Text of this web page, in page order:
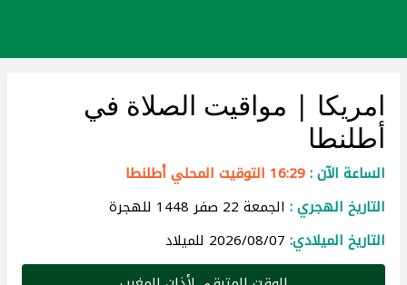
امريكا | مواقيت الصلاة في
أطلنطا
الساعة الآن :16:29 التوقيت المحلي أطلنطا
التاريخ الهجري : الجمعة 22 صفر 1448 للهجرة
التاريخ الميلادي: